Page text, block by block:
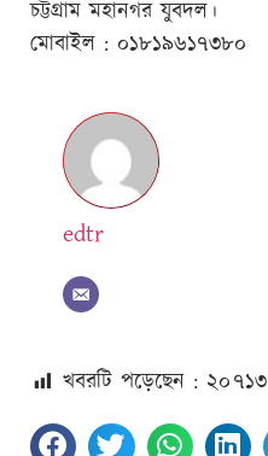
চট্টগ্রাম মহানগর যুবদল।
মোবাইল : ০১৮১৯৬১৭৩৮০
edtr
খবরটি পড়েছেন : ২০৭১৩